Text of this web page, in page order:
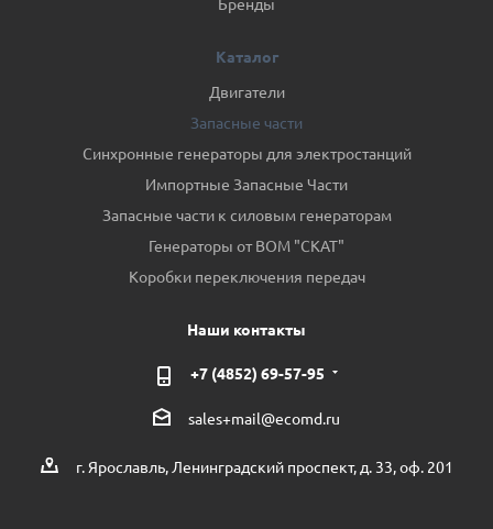
Каталог
Двигатели
Запасные части
Синхронные генераторы для электростанций
Импортные Запасные Части
Запасные части к силовым генераторам
Генераторы от ВОМ "СКАТ"
Коробки переключения передач
Наши контакты
+7 (4852) 69-57-95
sales+mail@ecomd.ru
г. Ярославль, Ленинградский проспект, д. 33, оф. 201